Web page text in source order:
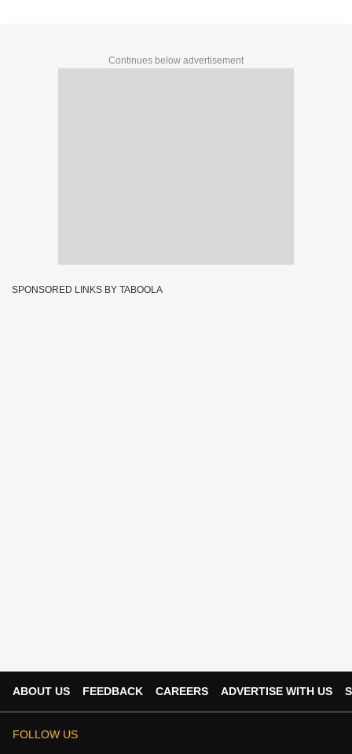
Continues below advertisement
SPONSORED LINKS BY TABOOLA
ABOUT US FEEDBACK CAREERS ADVERTISE WITH US
FOLLOW US